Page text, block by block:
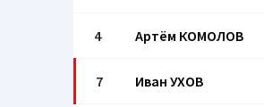
4 Артём КОМОЛОВ
7 Иван УХОВ